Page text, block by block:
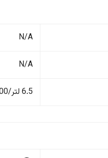
N/A
N/A
6.5 لتر/100 كم